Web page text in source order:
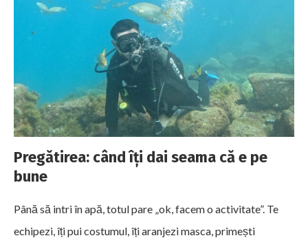
Pregătirea: când îți dai seama că e pe
bune
Până să intri în apă, totul pare „ok, facem o activitate”. Te
echipezi, îți pui costumul, îți aranjezi masca, primești